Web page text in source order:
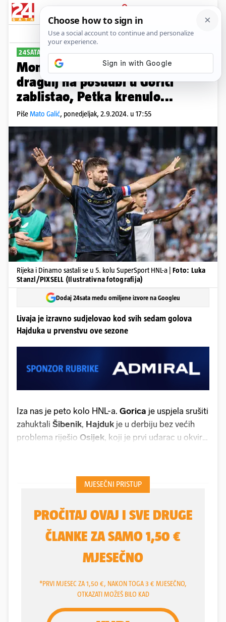
PRIJAVA
Sport Komentari
24SATA BIRAJU PLUS+
Momčad kola HNL-a: Dinamov
dragulj na posudbi u Gorici
zablistao, Petka krenulo...
PišeMato Galić, ponedjeljak, 2.9.2024. u 17:55
Rijeka i Dinamo sastali se u 5. kolu SuperSport HNL-a | Foto: Luka
Stanzl/PIXSELL (Ilustrativna fotografija)
Dodaj 24sata među omiljene izvore na Googleu
Livaja je izravno sudjelovao kod svih sedam golova
Hajduka u prvenstvu ove sezone
Iza nas je peto kolo HNL-a. Gorica je uspjela srušiti
zahuktali Šibenik, Hajduk je u derbiju bez većih
problema riješio Osijek, koji je prvi udarac u okvir